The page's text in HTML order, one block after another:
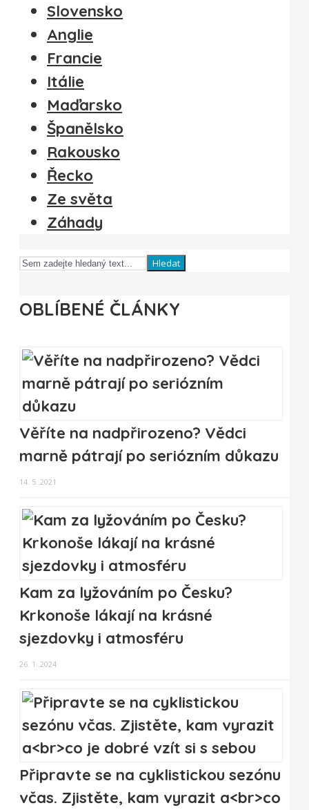
Slovensko
Anglie
Francie
Itálie
Maďarsko
Španělsko
Rakousko
Řecko
Ze světa
Záhady
Hledat
OBLÍBENÉ ČLÁNKY
Věříte na nadpřirozeno? Vědci
marně pátrají po seriózním důkazu
14. 5. 2021
Kam za lyžováním po Česku?
Krkonoše lákají na krásné
sjezdovky i atmosféru
26. 1. 2024
Připravte se na cyklistickou sezónu
včas. Zjistěte, kam vyrazit a<br>co